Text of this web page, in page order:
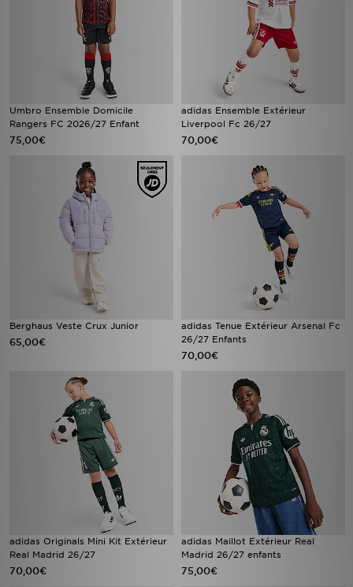
Umbro Ensemble Domicile
Rangers FC 2026/27 Enfant
75,00€
adidas Ensemble Extérieur
Liverpool Fc 26/27
70,00€
Berghaus Veste Crux Junior
65,00€
adidas Tenue Extérieur Arsenal Fc
26/27 Enfants
70,00€
adidas Originals Mini Kit Extérieur
Real Madrid 26/27
70,00€
adidas Maillot Extérieur Real
Madrid 26/27 enfants
75,00€